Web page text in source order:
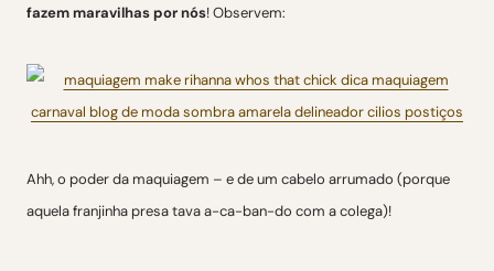
fazem maravilhas por nós! Observem:
Ahh, o poder da maquiagem – e de um cabelo arrumado (porque
aquela franjinha presa tava a-ca-ban-do com a colega)!